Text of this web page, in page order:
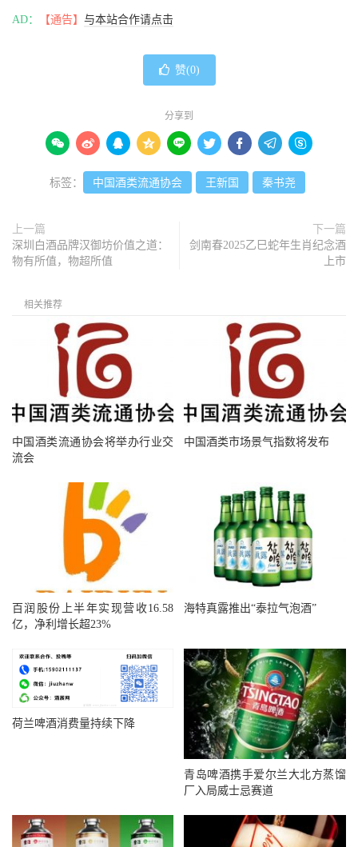
AD： 【通告】 与本站合作请点击
赞(0)
分享到
        
标签： 中国酒类流通协会 王新国 秦书尧
上一篇
深圳白酒品牌汉御坊价值之道：
物有所值，物超所值
下一篇
剑南春2025乙巳蛇年生肖纪念酒
上市
相关推荐
中国酒类流通协会将举办行业交
流会
中国酒类市场景气指数将发布
百润股份上半年实现营收16.58
亿，净利增长超23%
海特真露推出“泰拉气泡酒”
荷兰啤酒消费量持续下降
青岛啤酒携手爱尔兰大北方蒸馏
厂入局威士忌赛道